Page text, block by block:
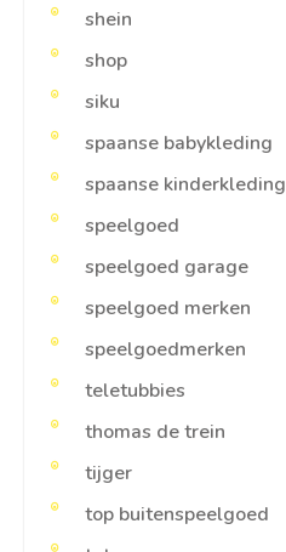
shein
shop
siku
spaanse babykleding
spaanse kinderkleding
speelgoed
speelgoed garage
speelgoed merken
speelgoedmerken
teletubbies
thomas de trein
tijger
top buitenspeelgoed